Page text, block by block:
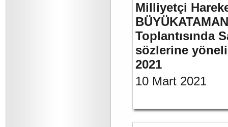
Milliyetçi
Toplantısında
sözlerine
2021
10 Mart 2021